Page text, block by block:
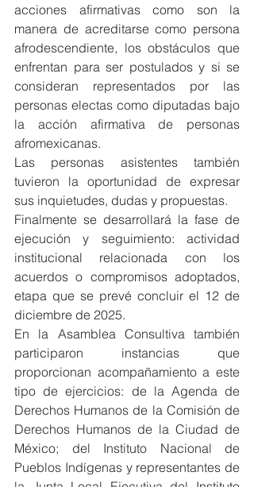
acciones afirmativas como son la
manera de acreditarse como persona
afrodescendiente, los obstáculos que
enfrentan para ser postulados y si se
consideran representados por las
personas electas como diputadas bajo
la acción afirmativa de personas
afromexicanas.
Las personas asistentes también
tuvieron la oportunidad de expresar
sus inquietudes, dudas y propuestas.
Finalmente se desarrollará la fase de
ejecución y seguimiento: actividad
institucional relacionada con los
acuerdos o compromisos adoptados,
etapa que se prevé concluir el 12 de
diciembre de 2025.
En la Asamblea Consultiva también
participaron instancias que
proporcionan acompañamiento a este
tipo de ejercicios: de la Agenda de
Derechos Humanos de la Comisión de
Derechos Humanos de la Ciudad de
México; del Instituto Nacional de
Pueblos Indígenas y representantes de